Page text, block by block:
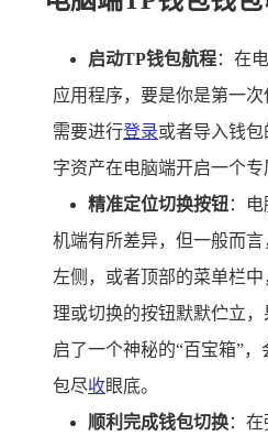
启动TP钱包航程：在
应用程序，要是你是第一
需要进行登录或者导入钱
字资产在电脑端开启一个专
精准定位切换按钮：
机端有所差异，但一般而
左侧，或者顶部的菜单栏
理或切换的按钮默默伫立
启了一个神秘的“百宝箱”
包尽收眼底。
顺利完成钱包切换：